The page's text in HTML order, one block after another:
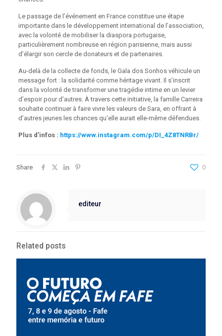
Le passage de l’événement en France constitue une étape
importante dans le développement international de l’association,
avec la volonté de mobiliser la diaspora portugaise,
particulièrement nombreuse en région parisienne, mais aussi
d’élargir son cercle de donateurs et de partenaires.
Au-delà de la collecte de fonds, le Gala dos Sonhos véhicule un
message fort : la solidarité comme héritage vivant. Il s’inscrit
dans la volonté de transformer une tragédie intime en un levier
d’espoir pour d’autres. À travers cette initiative, la famille Carreira
souhaite continuer à faire vivre les valeurs de Sara, en offrant à
d’autres jeunes les chances qu’elle aurait elle-même défendues.
Plus d’infos : https://www.instagram.com/p/DI_4Z8TNRBr/
Share 0
editeur
Related posts